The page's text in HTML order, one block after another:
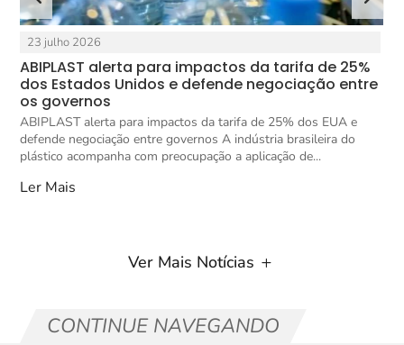
23 julho 2026
ABIPLAST alerta para impactos da tarifa de 25%
dos Estados Unidos e defende negociação entre
os governos
ABIPLAST alerta para impactos da tarifa de 25% dos EUA e
defende negociação entre governos A indústria brasileira do
plástico acompanha com preocupação a aplicação de...
Ler Mais
Ver Mais Notícias
CONTINUE NAVEGANDO